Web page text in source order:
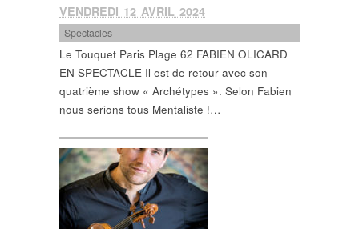
VENDREDI 12 AVRIL 2024
Spectacles
Le Touquet Paris Plage 62 FABIEN OLICARD
EN SPECTACLE Il est de retour avec son
quatrième show « Archétypes ». Selon Fabien
nous serions tous Mentaliste !…